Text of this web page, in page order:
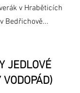
v Hraběticích
Bedřichově...
JEDLOVÉ